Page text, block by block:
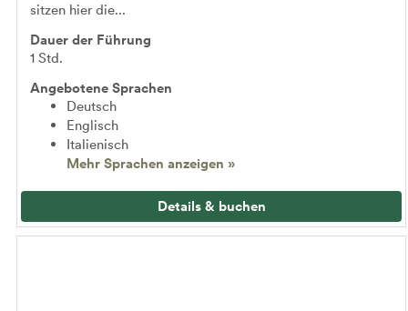
sitzen hier die...
Dauer der Führung
1 Std.
Angebotene Sprachen
Deutsch
Englisch
Italienisch
Mehr Sprachen anzeigen »
Details & buchen